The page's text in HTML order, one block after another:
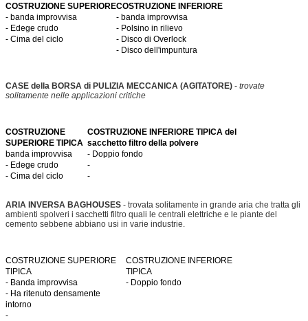
COSTRUZIONE SUPERIORE
- banda improvvisa
- Edege crudo
- Cima del ciclo
COSTRUZIONE INFERIORE
- banda improvvisa
- Polsino in rilievo
- Disco di Overlock
- Disco dell'impuntura
CASE della BORSA di PULIZIA MECCANICA (AGITATORE) - trovate
solitamente nelle applicazioni critiche
COSTRUZIONE
SUPERIORE TIPICA
banda improvvisa
- Edege crudo
- Cima del ciclo
COSTRUZIONE INFERIORE TIPICA del
sacchetto filtro della polvere
- Doppio fondo
-
-
ARIA INVERSA BAGHOUSES - trovata solitamente in grande aria che tratta gli
ambienti spolveri i sacchetti filtro quali le centrali elettriche e le piante del
cemento sebbene abbiano usi in varie industrie.
COSTRUZIONE SUPERIORE
TIPICA
- Banda improvvisa
- Ha ritenuto densamente
intorno
-
COSTRUZIONE INFERIORE
TIPICA
- Doppio fondo